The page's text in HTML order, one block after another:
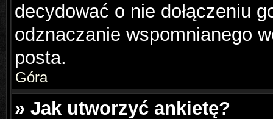
decydować o nie dołączeniu
odznaczanie wspomnianego
posta.
Góra
» Jak utworzyć ankietę?